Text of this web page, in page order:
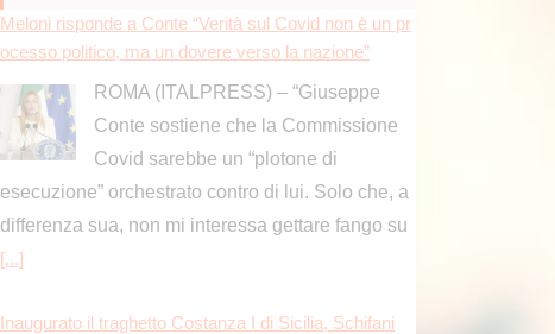
Meloni risponde a Conte “Verità sul Covid non è un pr
ocesso politico, ma un dovere verso la nazione”
ROMA (ITALPRESS) – “Giuseppe
Conte sostiene che la Commissione
Covid sarebbe un “plotone di
esecuzione” orchestrato contro di lui. Solo che, a
differenza sua, non mi interessa gettare fango su
[...]
Inaugurato il traghetto Costanza I di Sicilia, Schifani